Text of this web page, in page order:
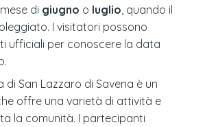
di giugno o luglio , quando il
I visitatori possono
ufficiali per conoscere la data
di San Lazzaro di Savena è un
offre una varietà di attività e
la comunità. I partecipanti